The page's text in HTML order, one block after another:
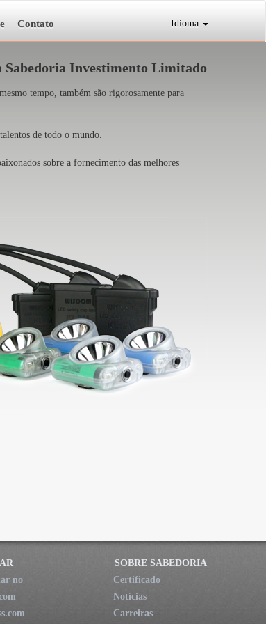
Contato Idioma
Sabedoria Investimento Limitado
tempo, também são rigorosamente para
de todo o mundo.
sobre a fornecimento das melhores
no
SOBRE SABEDORIA
Certificado
Notícias
Carreiras